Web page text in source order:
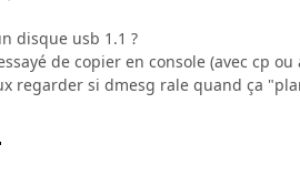
disque usb 1.1 ?
de copier en console (avec cp ou
regarder si dmesg rale quand ça